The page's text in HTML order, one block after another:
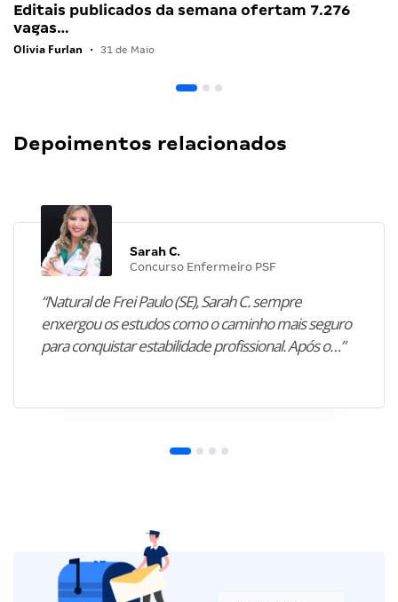
Editais publicados da semana ofertam 7.276
vagas…
Olivia Furlan • 31 de Maio
Depoimentos relacionados
Sarah C.
Concurso Enfermeiro PSF
“Natural de Frei Paulo (SE), Sarah C. sempre
enxergou os estudos como o caminho mais seguro
para conquistar estabilidade profissional. Após o…”